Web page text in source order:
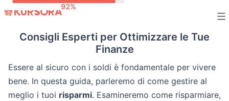
contentConsigli Esperti per Ottimizzare le Tue
Finanze
Essere al sicuro con i soldi è fondamentale per vivere
bene. In questa guida, parleremo di come gestire al
meglio i tuoi risparmi. Esamineremo come risparmiare,